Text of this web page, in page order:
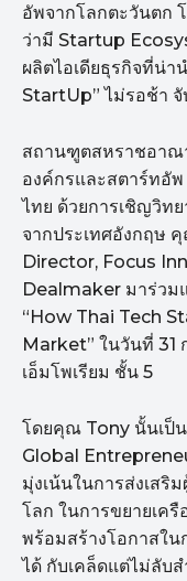
อัพจากโลกตะวันตก
ว่ามี Startup
ผลิตไอเดียธุรกิจที่น่า
StartUp” ไม่รอช้า
สถานฑูตสหราชอาณ
องค์กรและสตาร์ทอั
ไทย ด้วยการเชิญวิท
จากประเทศอังกฤษ
Director, Focus
Dealmaker มาร่วม
“How Thai Tech
Market” ในวันที่ 31
เอ็มโพเรียม ชั้น 5
โดยคุณ Tony นั้นเป็
Global
มุ่งเน้นในการส่งเสริ
โลก ในการขยายเค
พร้อมสร้างโอกาสใน
ได้ กับเคล็ดแต่ไม่ลับ